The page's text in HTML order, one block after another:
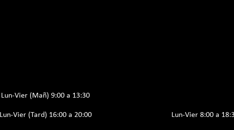
Lun-Vier (Mañ) 9:00 a 13:30
Lun-Vier (Tard) 16:00 a 20:00 Lun-Vier 8:00 a